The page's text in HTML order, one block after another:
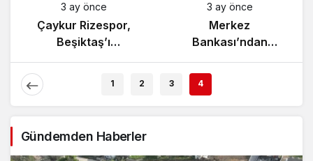
3 ay önce
Çaykur Rizespor,
Beşiktaş’ı
Ağırlıyor!
3 ay önce
Merkez
Bankası’ndan
Enflasyon Raporu
Açıklaması
1 2 3 4
Gündemden Haberler